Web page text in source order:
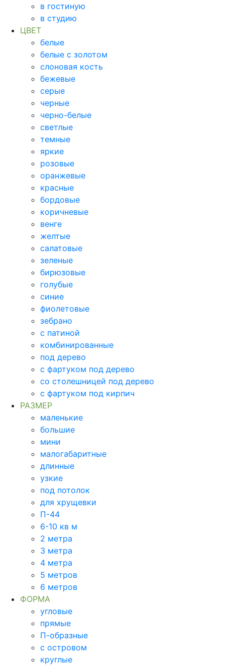
в гостиную
в студию
ЦВЕТ
белые
белые с золотом
слоновая кость
бежевые
серые
черные
черно-белые
светлые
темные
яркие
розовые
оранжевые
красные
бордовые
коричневые
венге
желтые
салатовые
зеленые
бирюзовые
голубые
синие
фиолетовые
зебрано
с патиной
комбинированные
под дерево
с фартуком под дерево
со столешницей под дерево
с фартуком под кирпич
РАЗМЕР
маленькие
большие
мини
малогабаритные
длинные
узкие
под потолок
для хрущевки
П-44
6-10 кв м
2 метра
3 метра
4 метра
5 метров
6 метров
ФОРМА
угловые
прямые
П-образные
с островом
круглые